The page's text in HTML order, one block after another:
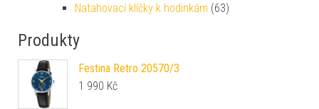
Natahovací klíčky k hodinkám (63)
Produkty
Festina Retro 20570/3
1 990 Kč